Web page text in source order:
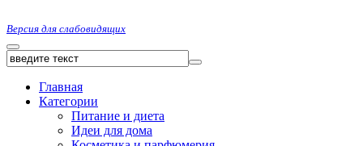
Версия для слабовидящих
Главная
Категории
Питание и диета
Идеи для дома